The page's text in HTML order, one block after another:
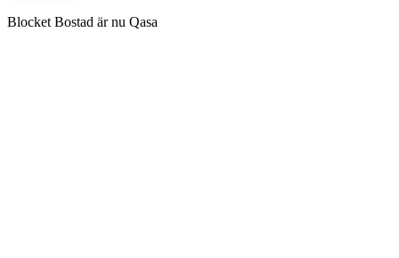
Blocket Bostad är nu Qasa